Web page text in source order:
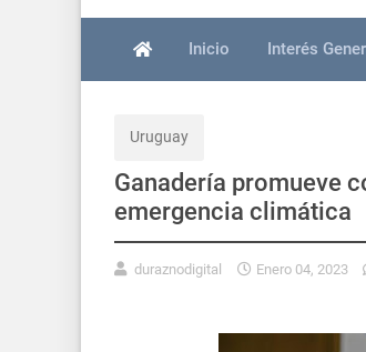
Inicio Interés
Uruguay
Ganadería promueve
emergencia climática
duraznodigital Enero 04, 2023